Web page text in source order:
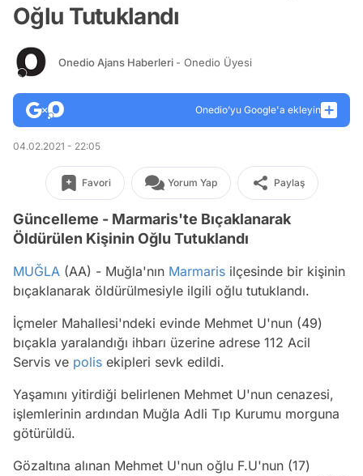
Oğlu Tutuklandı
Onedio Ajans Haberleri - Onedio Üyesi
Onedio’yu Google'a ekleyin
04.02.2021 - 22:05
Favori Yorum Yap Paylaş
Güncelleme - Marmaris'te Bıçaklanarak
Öldürülen Kişinin Oğlu Tutuklandı
MUĞLA (AA) - Muğla'nın Marmaris ilçesinde bir kişinin
bıçaklanarak öldürülmesiyle ilgili oğlu tutuklandı.
İçmeler Mahallesi'ndeki evinde Mehmet U'nun (49)
bıçakla yaralandığı ihbarı üzerine adrese 112 Acil
Servis ve polis ekipleri sevk edildi.
Yaşamını yitirdiği belirlenen Mehmet U'nun cenazesi,
işlemlerinin ardından Muğla Adli Tıp Kurumu morguna
götürüldü.
Gözaltına alınan Mehmet U'nun oğlu F.U'nun (17)